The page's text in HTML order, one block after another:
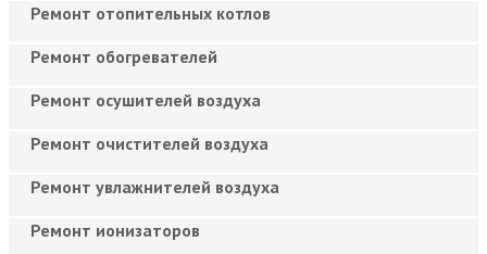
Ремонт отопительных котлов
Ремонт обогревателей
Ремонт осушителей воздуха
Ремонт очистителей воздуха
Ремонт увлажнителей воздуха
Ремонт ионизаторов